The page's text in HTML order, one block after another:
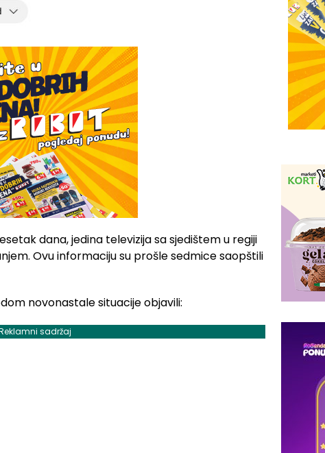
dana, jedina televizija sa sjedištem u regiji
Ovu informaciju su prošle sedmice saopštili
novonastale situacije objavili:
sadržaj